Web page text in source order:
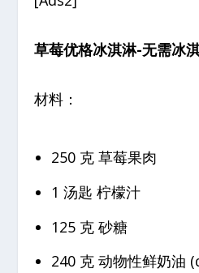
草莓优格冰淇淋-无需冰
材料：
250 克 草莓果肉
1 汤匙 柠檬汁
125 克 砂糖
240 克 动物性鲜奶油